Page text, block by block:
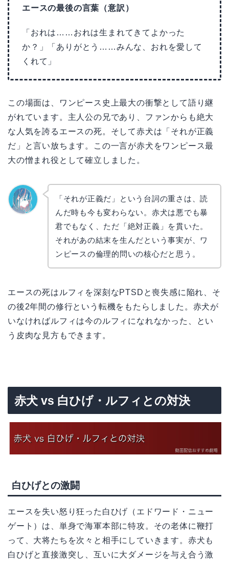
エースの最後の言葉（意訳）
「おれは……おれは生まれてきてよかった
か？」「ありがとう……みんな、おれを愛して
くれて」
この場面は、ワンピース史上最大の衝撃として語り継
がれています。主人公の兄であり、ファンからも絶大
な人気を誇るエースの死。そして赤犬は「それが正義
だ」と言い放ちます。この一言が赤犬をワンピース最
大の憎まれ役として確立しました。
「それが正義だ」という台詞の重さは、読
んだ時も今も変わらない。赤犬は悪でも暴
君でもなく、ただ「絶対正義」を貫いた。
それがあの結末を生んだという事実が、ワ
ンピースの倫理的問いの核心だと思う。
エースの死はルフィを深刻なPTSDと喪失感に陥れ、そ
の後2年間の修行という転機をもたらしました。赤犬が
いなければルフィは今のルフィになれなかった、とい
う皮肉な見方もできます。
赤犬 vs 白ひげ・ルフィとの対決
白ひげとの激闘
エースを失い怒り狂った白ひげ（エドワード・ニュー
ゲート）は、単身で海軍本部に特攻。その老体に鞭打
って、大将たちを次々と相手にしていきます。赤犬も
白ひげと直接激突し、互いに大ダメージを与え合う激